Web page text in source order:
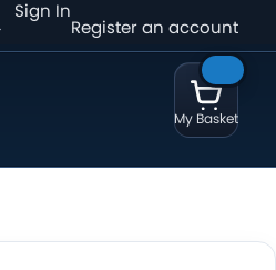
Sign In
Register an account
My Basket